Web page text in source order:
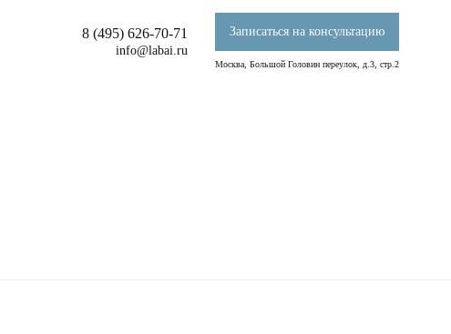
8 (495) 626-70-71
info@labai.ru
Записаться на консультацию
Москва, Большой Головин переулок, д.3, стр.2